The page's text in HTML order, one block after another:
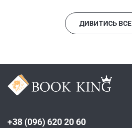
ДИВИТИСЬ ВСЕ
+38 (096) 620 20 60